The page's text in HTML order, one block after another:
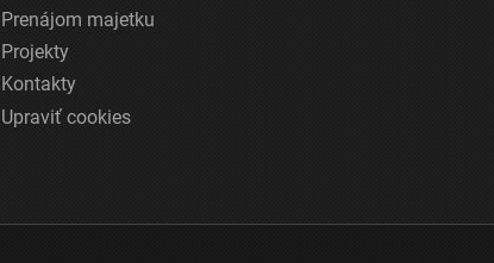
Prenájom majetku
Projekty
Kontakty
Upraviť cookies